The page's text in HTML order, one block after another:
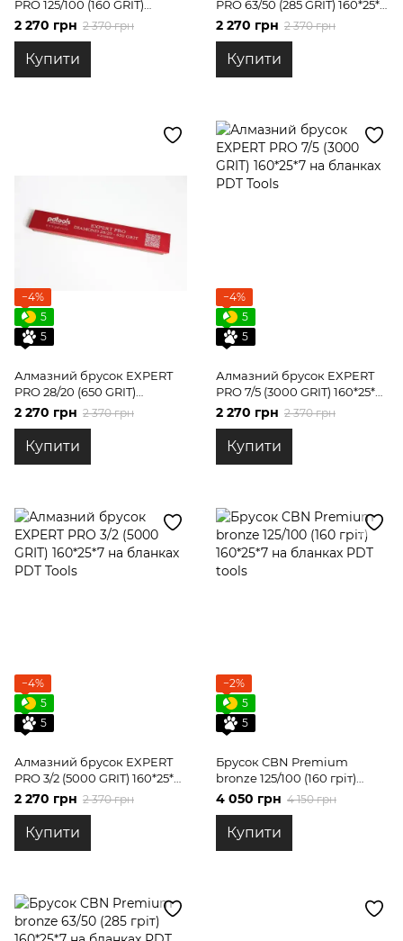
PRO 125/100 (160 GRIT)
160*25*7 на бланках PDT
2 270 грн 2 370 грн
Купити
PRO 63/50 (285 GRIT) 160*25*7
на бланках PDT Tools
2 270 грн 2 370 грн
Купити
−4%
5
5
Алмазний брусок EXPERT
PRO 28/20 (650 GRIT)
160*25*7 на бланках PDT
2 270 грн 2 370 грн
Купити
−4%
5
5
Алмазний брусок EXPERT
PRO 7/5 (3000 GRIT) 160*25*7
на бланках PDT Tools
2 270 грн 2 370 грн
Купити
−4%
5
5
Алмазний брусок EXPERT
PRO 3/2 (5000 GRIT) 160*25*7
на бланках PDT Tools
2 270 грн 2 370 грн
Купити
−2%
5
5
Брусок CBN Premium
bronze 125/100 (160 гріт)
160*25*7 на бланках PDT
4 050 грн 4 150 грн
Купити